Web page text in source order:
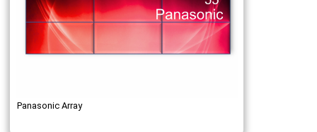
Panasonic Array